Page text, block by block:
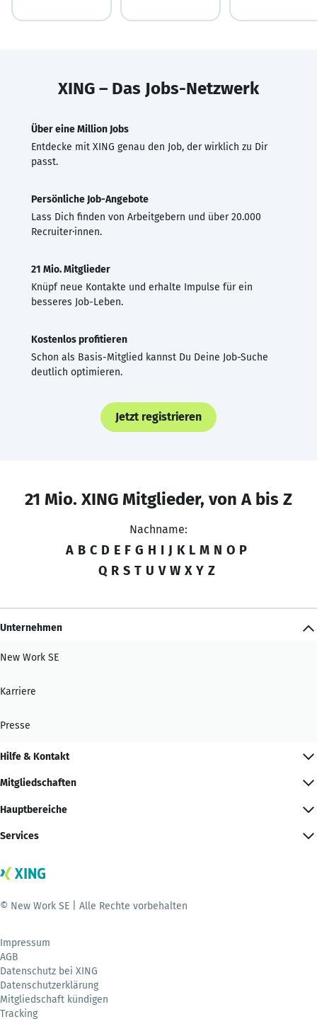
XING – Das Jobs-Netzwerk
Über eine Million Jobs
Entdecke mit XING genau den Job, der wirklich zu Dir
passt.
Persönliche Job-Angebote
Lass Dich finden von Arbeitgebern und über 20.000
Recruiter·innen.
21 Mio. Mitglieder
Knüpf neue Kontakte und erhalte Impulse für ein
besseres Job-Leben.
Kostenlos profitieren
Schon als Basis-Mitglied kannst Du Deine Job-Suche
deutlich optimieren.
Jetzt registrieren
21 Mio. XING Mitglieder, von A bis Z
Nachname:
A B C D E F G H I J K L M N O P
Q R S T U V W X Y Z
Unternehmen
New Work SE
Karriere
Presse
Hilfe & Kontakt
Mitgliedschaften
Hauptbereiche
Services
© New Work SE | Alle Rechte vorbehalten
Impressum
AGB
Datenschutz bei XING
Datenschutzerklärung
Mitgliedschaft kündigen
Tracking